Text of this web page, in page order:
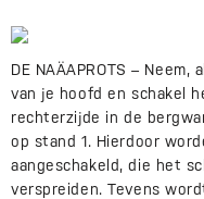
DE NAÄAPROTS –
van je hoofd en schakel
rechterzijde in de
op stand 1. Hierdoor
aangeschakeld, die het
verspreiden. Tevens